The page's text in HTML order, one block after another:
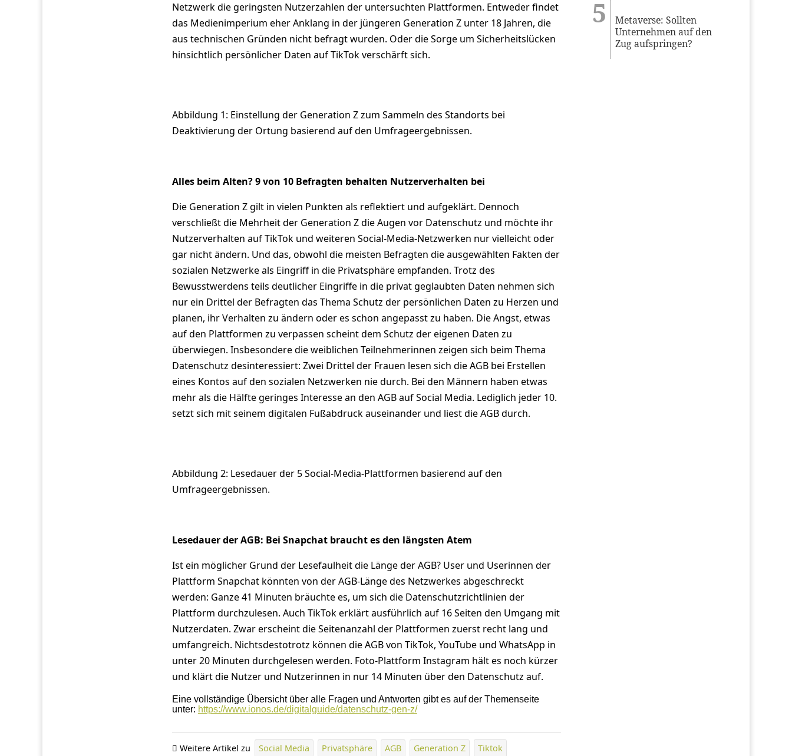
Netzwerk die geringsten Nutzerzahlen der untersuchten Plattformen. Entweder findet
das Medienimperium eher Anklang in der jüngeren Generation Z unter 18 Jahren, die
aus technischen Gründen nicht befragt wurden. Oder die Sorge um Sicherheitslücken
hinsichtlich persönlicher Daten auf TikTok verschärft sich.
Abbildung 1: Einstellung der Generation Z zum Sammeln des Standorts bei
Deaktivierung der Ortung basierend auf den Umfrageergebnissen.
Alles beim Alten? 9 von 10 Befragten behalten Nutzerverhalten bei
Die Generation Z gilt in vielen Punkten als reflektiert und aufgeklärt. Dennoch
verschließt die Mehrheit der Generation Z die Augen vor Datenschutz und möchte ihr
Nutzerverhalten auf TikTok und weiteren Social-Media-Netzwerken nur vielleicht oder
gar nicht ändern. Und das, obwohl die meisten Befragten die ausgewählten Fakten der
sozialen Netzwerke als Eingriff in die Privatsphäre empfanden. Trotz des
Bewusstwerdens teils deutlicher Eingriffe in die privat geglaubten Daten nehmen sich
nur ein Drittel der Befragten das Thema Schutz der persönlichen Daten zu Herzen und
planen, ihr Verhalten zu ändern oder es schon angepasst zu haben. Die Angst, etwas
auf den Plattformen zu verpassen scheint dem Schutz der eigenen Daten zu
überwiegen. Insbesondere die weiblichen Teilnehmerinnen zeigen sich beim Thema
Datenschutz desinteressiert: Zwei Drittel der Frauen lesen sich die AGB bei Erstellen
eines Kontos auf den sozialen Netzwerken nie durch. Bei den Männern haben etwas
mehr als die Hälfte geringes Interesse an den AGB auf Social Media. Lediglich jeder 10.
setzt sich mit seinem digitalen Fußabdruck auseinander und liest die AGB durch.
Abbildung 2: Lesedauer der 5 Social-Media-Plattformen basierend auf den
Umfrageergebnissen.
Lesedauer der AGB: Bei Snapchat braucht es den längsten Atem
Ist ein möglicher Grund der Lesefaulheit die Länge der AGB? User und Userinnen der
Plattform Snapchat könnten von der AGB-Länge des Netzwerkes abgeschreckt
werden: Ganze 41 Minuten bräuchte es, um sich die Datenschutzrichtlinien der
Plattform durchzulesen. Auch TikTok erklärt ausführlich auf 16 Seiten den Umgang mit
Nutzerdaten. Zwar erscheint die Seitenanzahl der Plattformen zuerst recht lang und
umfangreich. Nichtsdestotrotz können die AGB von TikTok, YouTube und WhatsApp in
unter 20 Minuten durchgelesen werden. Foto-Plattform Instagram hält es noch kürzer
und klärt die Nutzer und Nutzerinnen in nur 14 Minuten über den Datenschutz auf.
Eine vollständige Übersicht über alle Fragen und Antworten gibt es auf der Themenseite
unter: https://www.ionos.de/digitalguide/datenschutz-gen-z/
Weitere Artikel zu Social Media Privatsphäre AGB Generation Z
Tiktok
Metaverse: Sollten
Unternehmen auf den
Zug aufspringen?